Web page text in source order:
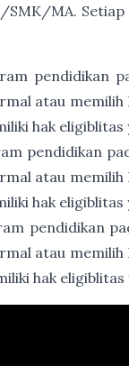
MA.
pendidikan
atau
hak
pendidikan
atau
hak
pendidikan
atau
hak